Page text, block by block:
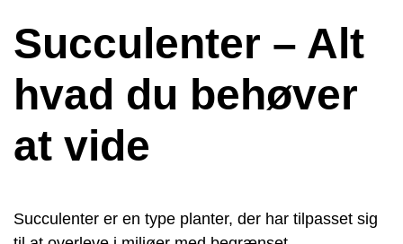
Succulenter – Alt
hvad du behøver
at vide
Succulenter er en type planter, der har tilpasset sig